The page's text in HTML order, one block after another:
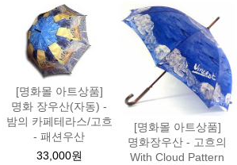
[명화몰 아트상품]
명화 장우산(자동) -
밤의 카페테라스/고흐
- 패션우산
33,000원
[명화몰 아트상품]
명화장우산 - 고흐의
With Cloud Pattern